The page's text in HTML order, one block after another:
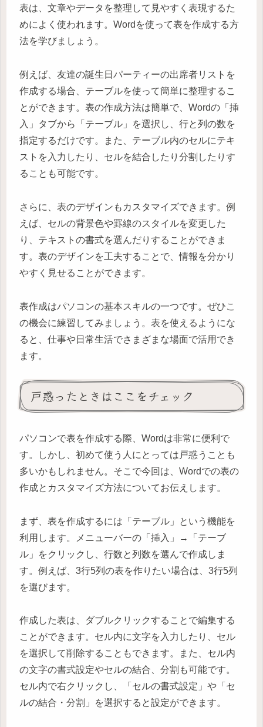
表は、文章やデータを整理して見やすく表現するた
めによく使われます。Wordを使って表を作成する方
法を学びましょう。
例えば、友達の誕生日パーティーの出席者リストを
作成する場合、テーブルを使って簡単に整理するこ
とができます。表の作成方法は簡単で、Wordの「挿
入」タブから「テーブル」を選択し、行と列の数を
指定するだけです。また、テーブル内のセルにテキ
ストを入力したり、セルを結合したり分割したりす
ることも可能です。
さらに、表のデザインもカスタマイズできます。例
えば、セルの背景色や罫線のスタイルを変更した
り、テキストの書式を選んだりすることができま
す。表のデザインを工夫することで、情報を分かり
やすく見せることができます。
表作成はパソコンの基本スキルの一つです。ぜひこ
の機会に練習してみましょう。表を使えるようにな
ると、仕事や日常生活でさまざまな場面で活用でき
ます。
戸惑ったときはここをチェック
パソコンで表を作成する際、Wordは非常に便利で
す。しかし、初めて使う人にとっては戸惑うことも
多いかもしれません。そこで今回は、Wordでの表の
作成とカスタマイズ方法についてお伝えします。
まず、表を作成するには「テーブル」という機能を
利用します。メニューバーの「挿入」→「テーブ
ル」をクリックし、行数と列数を選んで作成しま
す。例えば、3行5列の表を作りたい場合は、3行5列
を選びます。
作成した表は、ダブルクリックすることで編集する
ことができます。セル内に文字を入力したり、セル
を選択して削除することもできます。また、セル内
の文字の書式設定やセルの結合、分割も可能です。
セル内で右クリックし、「セルの書式設定」や「セ
ルの結合・分割」を選択すると設定ができます。